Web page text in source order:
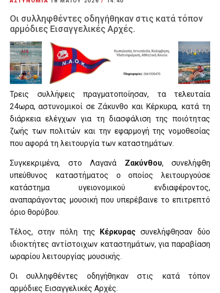
Οι συλληφθέντες οδηγήθηκαν στις κατά τόπον
αρμόδιες Εισαγγελικές Αρχές.
Τρεις συλλήψεις πραγματοποίησαν, τα τελευταία
24ωρα, αστυνομικοί σε Ζάκυνθο και Κέρκυρα, κατά τη
διάρκεια ελέγχων για τη διασφάλιση της ποιότητας
ζωής των πολιτών και την εφαρμογή της νομοθεσίας
που αφορά τη λειτουργία των καταστημάτων.
Συγκεκριμένα, στο Λαγανά Ζακύνθου, συνελήφθη
υπεύθυνος καταστήματος ο οποίος λειτουργούσε
κατάστημα υγειονομικού ενδιαφέροντος,
αναπαράγοντας μουσική που υπερέβαινε το επιτρεπτό
όριο θορύβου.
Τέλος, στην πόλη της Κέρκυρας συνελήφθησαν δύο
ιδιοκτήτες αντίστοιχων καταστημάτων, για παραβίαση
ωραρίου λειτουργίας μουσικής.
Οι συλληφθέντες οδηγήθηκαν στις κατά τόπον
αρμόδιες Εισαγγελικές Αρχές.